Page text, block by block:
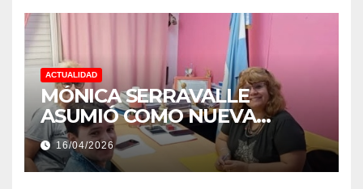
ACTUALIDAD
MÓNICA SERRAVALLE
ASUMIÓ COMO NUEVA
DIRECTORA DEL E.E.S. N° 82
«RENÉ FAVALORO» DE
BASAIL.
16/04/2026